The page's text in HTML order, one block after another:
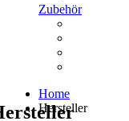
Zubehör
Home
Hersteller